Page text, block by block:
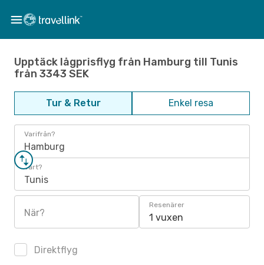
Upptäck lågprisflyg från Hamburg till Tunis
från 3343 SEK
Tur & Retur Enkel resa
Varifrån?
Hamburg
Vart?
Tunis
När?
Resenärer
1 vuxen
Direktflyg